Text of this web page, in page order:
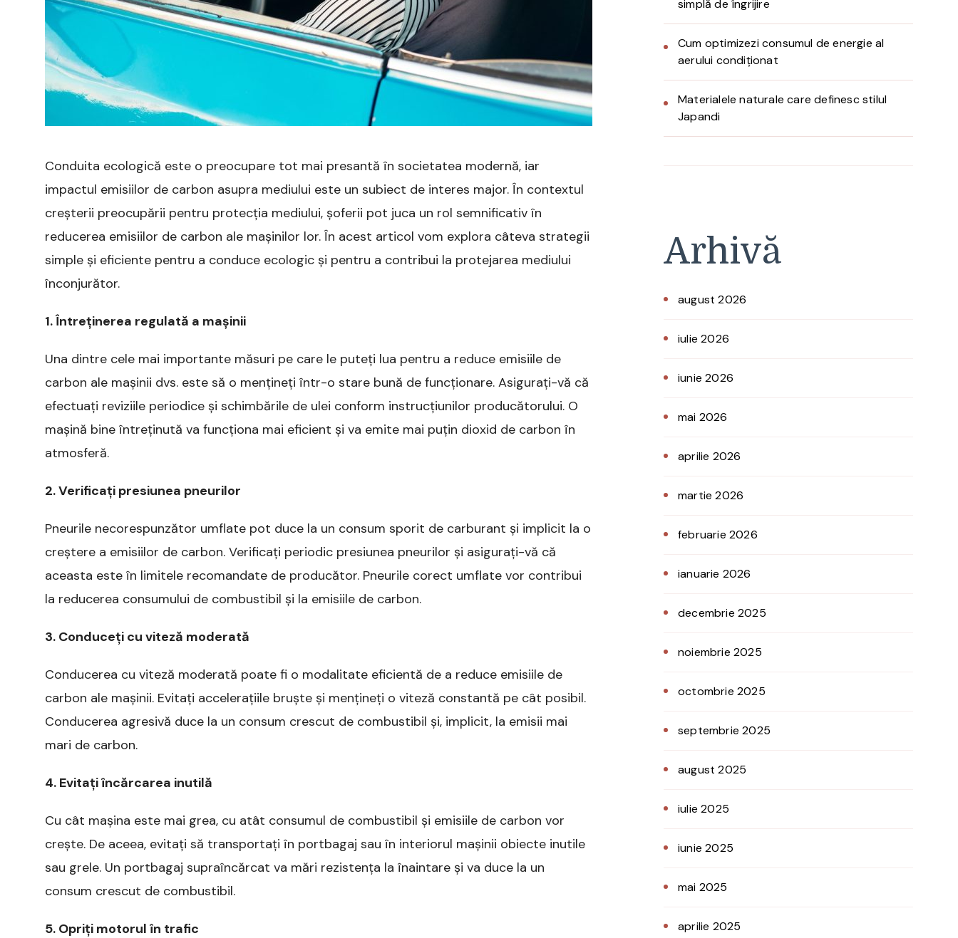
Conduita ecologică este o preocupare tot mai presantă în societatea modernă, iar
impactul emisiilor de carbon asupra mediului este un subiect de interes major. În contextul
creșterii preocupării pentru protecția mediului, șoferii pot juca un rol semnificativ în
reducerea emisiilor de carbon ale mașinilor lor. În acest articol vom explora câteva strategii
simple și eficiente pentru a conduce ecologic și pentru a contribui la protejarea mediului
înconjurător.
1. Întreținerea regulată a mașinii
Una dintre cele mai importante măsuri pe care le puteți lua pentru a reduce emisiile de
carbon ale mașinii dvs. este să o mențineți într-o stare bună de funcționare. Asigurați-vă că
efectuați reviziile periodice și schimbările de ulei conform instrucțiunilor producătorului. O
mașină bine întreținută va funcționa mai eficient și va emite mai puțin dioxid de carbon în
atmosferă.
2. Verificați presiunea pneurilor
Pneurile necorespunzător umflate pot duce la un consum sporit de carburant și implicit la o
creștere a emisiilor de carbon. Verificați periodic presiunea pneurilor și asigurați-vă că
aceasta este în limitele recomandate de producător. Pneurile corect umflate vor contribui
la reducerea consumului de combustibil și la emisiile de carbon.
3. Conduceți cu viteză moderată
Conducerea cu viteză moderată poate fi o modalitate eficientă de a reduce emisiile de
carbon ale mașinii. Evitați accelerațiile bruște și mențineți o viteză constantă pe cât posibil.
Conducerea agresivă duce la un consum crescut de combustibil și, implicit, la emisii mai
mari de carbon.
4. Evitați încărcarea inutilă
Cu cât mașina este mai grea, cu atât consumul de combustibil și emisiile de carbon vor
crește. De aceea, evitați să transportați în portbagaj sau în interiorul mașinii obiecte inutile
sau grele. Un portbagaj supraîncărcat va mări rezistența la înaintare și va duce la un
consum crescut de combustibil.
5. Opriți motorul în trafic
simplă de îngrijire
Cum optimizezi consumul de energie al
aerului condiționat
Materialele naturale care definesc stilul
Japandi
Arhivă
august 2026
iulie 2026
iunie 2026
mai 2026
aprilie 2026
martie 2026
februarie 2026
ianuarie 2026
decembrie 2025
noiembrie 2025
octombrie 2025
septembrie 2025
august 2025
iulie 2025
iunie 2025
mai 2025
aprilie 2025